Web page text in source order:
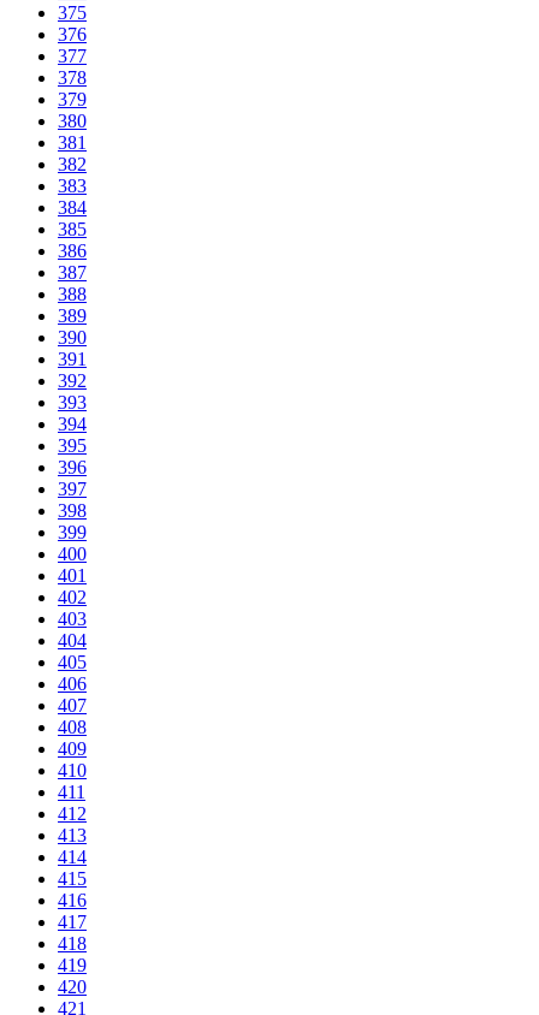
375
376
377
378
379
380
381
382
383
384
385
386
387
388
389
390
391
392
393
394
395
396
397
398
399
400
401
402
403
404
405
406
407
408
409
410
411
412
413
414
415
416
417
418
419
420
421